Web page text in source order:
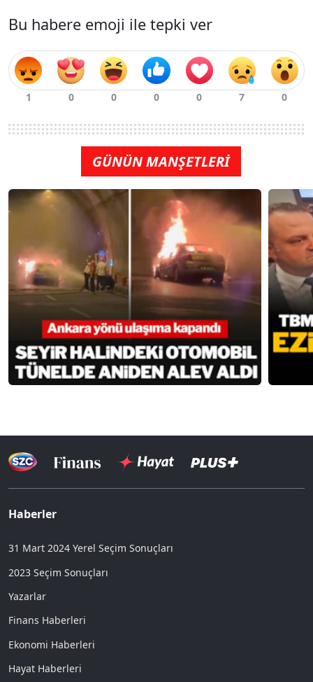
Bu habere emoji ile tepki ver
GÜNÜN MANŞETLERİ
Haberler
31 Mart 2024 Yerel Seçim Sonuçları
2023 Seçim Sonuçları
Yazarlar
Finans Haberleri
Ekonomi Haberleri
Hayat Haberleri